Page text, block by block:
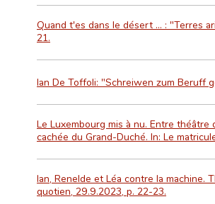
Quand t'es dans le désert ... : "Terres
21.
Ian De Toffoli: "Schreiwen zum Beruff
Le Luxembourg mis à nu. Entre
cachée du Grand-Duché. In: Le
Ian, Renelde et Léa contre la machine.
quotien, 29.9.2023, p. 22-23.